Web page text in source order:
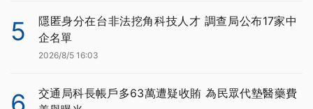
5
隱匿身分在台非法挖角科技人才 調查局公布17家中
企名單
2026/8/5 16:03
交通局科長帳戶多63萬遭疑收賄 為民眾代墊醫藥費